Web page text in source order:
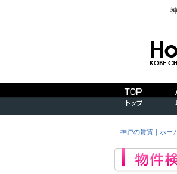
神戸の賃貸｜ホー